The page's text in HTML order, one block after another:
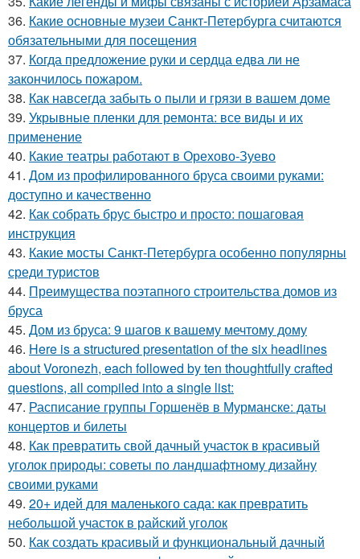
36. Какие основные музеи Санкт-Петербурга считаются
обязательными для посещения
37. Когда предложение руки и сердца едва ли не
закончилось пожаром.
38. Как навсегда забыть о пыли и грязи в вашем доме
39. Укрывные пленки для ремонта: все виды и их
применение
40. Какие театры работают в Орехово-Зуево
41. Дом из профилированного бруса своими руками:
доступно и качественно
42. Как собрать брус быстро и просто: пошаговая
инструкция
43. Какие мосты Санкт-Петербурга особенно популярны
среди туристов
44. Преимущества поэтапного строительства домов из
бруса
45. Дом из бруса: 9 шагов к вашему мечтому дому
46. Here is a structured presentation of the six headlines
about Voronezh, each followed by ten thoughtfully crafted
questions, all compiled into a single list:
47. Расписание группы Горшенёв в Мурманске: даты
концертов и билеты
48. Как превратить свой дачный участок в красивый
уголок природы: советы по ландшафтному дизайну
своими руками
49. 20+ идей для маленького сада: как превратить
небольшой участок в райский уголок
50. Как создать красивый и функциональный дачный